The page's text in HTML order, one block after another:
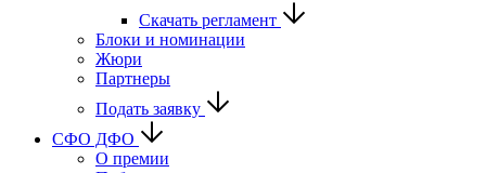
Скачать регламент
Блоки и номинации
Жюри
Партнеры
Подать заявку
CФО ДФО
О премии